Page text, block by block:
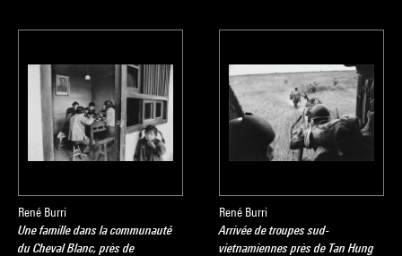
René Burri
Une famille dans la communauté
du Cheval Blanc, près de
René Burri
Arrivée de troupes sud-
vietnamiennes près de Tan Hung